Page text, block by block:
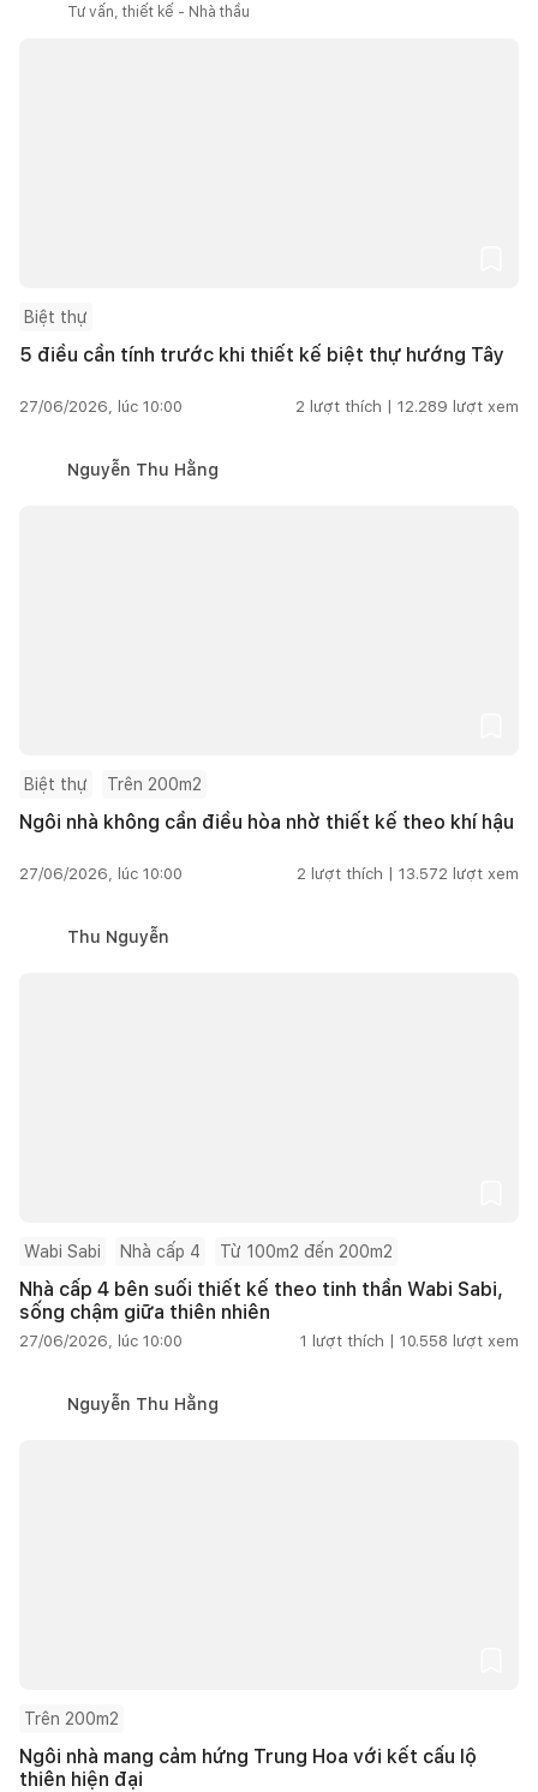
Tư vấn, thiết kế - Nhà thầu
Biệt thự
5 điều cần tính trước khi thiết kế biệt thự hướng Tây
27/06/2026, lúc 10:00 2 lượt thích | 12.289 lượt xem
Nguyễn Thu Hằng
Biệt thự Trên 200m2
Ngôi nhà không cần điều hòa nhờ thiết kế theo khí hậu
27/06/2026, lúc 10:00 2 lượt thích | 13.572 lượt xem
Thu Nguyễn
Wabi Sabi Nhà cấp 4 Từ 100m2 đến 200m2
Nhà cấp 4 bên suối thiết kế theo tinh thần Wabi Sabi,
sống chậm giữa thiên nhiên
27/06/2026, lúc 10:00 1 lượt thích | 10.558 lượt xem
Nguyễn Thu Hằng
Trên 200m2
Ngôi nhà mang cảm hứng Trung Hoa với kết cấu lộ
thiên hiện đại